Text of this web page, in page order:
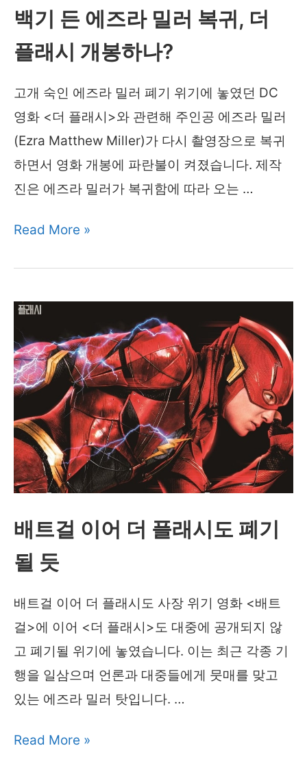
백기 든 에즈라 밀러 복귀, 더
플래시 개봉하나?
고개 숙인 에즈라 밀러 폐기 위기에 놓였던 DC
영화 <더 플래시>와 관련해 주인공 에즈라 밀러
(Ezra Matthew Miller)가 다시 촬영장으로 복귀
하면서 영화 개봉에 파란불이 켜졌습니다. 제작
진은 에즈라 밀러가 복귀함에 따라 오는 …
백
에
라
밀
러
복
귀,
더
플
래
시
개
하
나?
Read More »
배트걸 이어 더 플래시도 폐기
될 듯
배트걸 이어 더 플래시도 사장 위기 영화 <배트
걸>에 이어 <더 플래시>도 대중에 공개되지 않
고 폐기될 위기에 놓였습니다. 이는 최근 각종 기
행을 일삼으며 언론과 대중들에게 뭇매를 맞고
있는 에즈라 밀러 탓입니다. …
배
Read More »